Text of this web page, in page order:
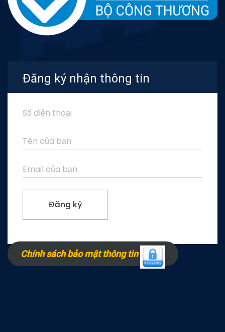
Đăng ký nhận thông tin
Chính sách bảo mật thông tin